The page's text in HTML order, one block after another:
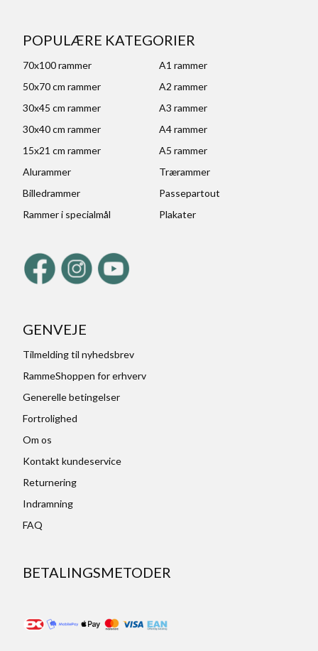
POPULÆRE KATEGORIER
70x100 rammer
A1 rammer
50x70 cm rammer
A2 rammer
30x45 cm rammer
A3 rammer
30x40 cm rammer
A4 rammer
15x21 cm rammer
A5 rammer
Alurammer
Trærammer
Billedrammer
Passepartout
Rammer i specialmål
Plakater
GENVEJE
Tilmelding til nyhedsbrev
RammeShoppen for erhverv
Generelle betingelser
Fortrolighed
Om os
Kontakt kundeservice
Returnering
Indramning
FAQ
BETALINGSMETODER